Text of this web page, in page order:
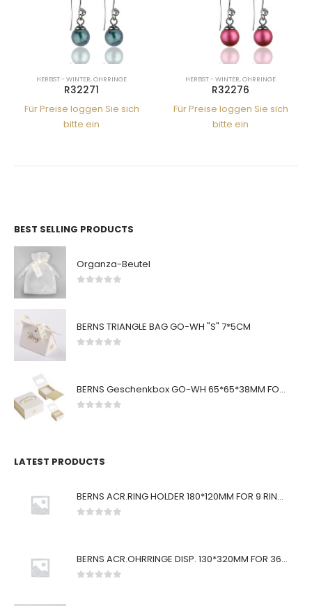
HERBST - WINTER,OHRRINGE
R32271
Für Preise loggen Sie sich
bitte ein
HERBST - WINTER,OHRRINGE
R32276
Für Preise loggen Sie sich
bitte ein
BEST SELLING PRODUCTS
Organza-Beutel
BERNS TRIANGLE BAG GO-WH "S" 7*5CM
BERNS Geschenkbox GO-WH 65*65*38MM FOR SMALL SETS
LATEST PRODUCTS
BERNS ACR.RING HOLDER 180*120MM FOR 9 RINGS
BERNS ACR.OHRRINGE DISP. 130*320MM FOR 36 PAIRS